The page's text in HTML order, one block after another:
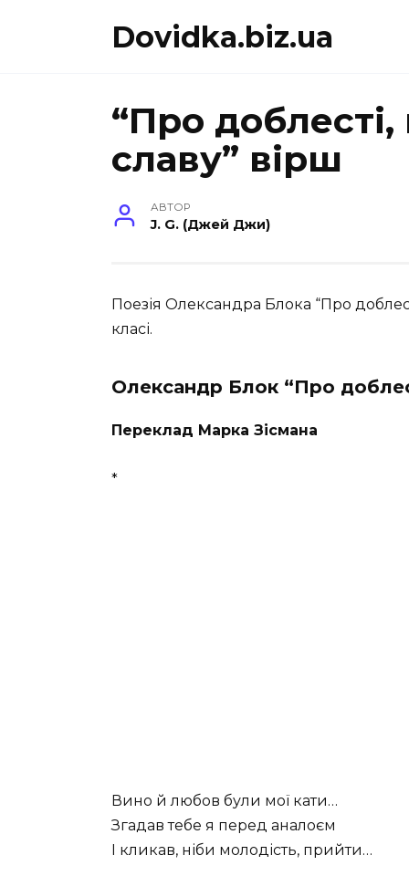
Dovidka.biz.ua
“Про
славу” вірш
АВТОР
J. G. (Джей Джи)
Поезія Олександра Блока “Про
класі.
Олександр Блок “Про
Переклад Марка Зісмана
*
Вино й любов були мої кати…
Згадав тебе я перед аналоєм
І кликав, ніби молодість, прийти…